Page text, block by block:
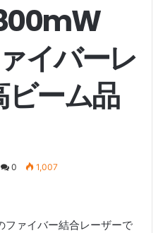
イバーレ
ビーム品
0
1,007
ァイバー結合レーザーで